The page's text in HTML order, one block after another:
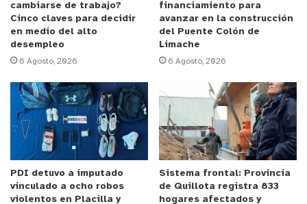
y tú, ¿qué opinas?
Becas Municipalidad de Nogales
Nogales
cambiarse de trabajo?
Cinco claves para decidir
en medio del alto
desempleo
6 Agosto, 2026
financiamiento para
avanzar en la construcción
del Puente Colón de
Limache
6 Agosto, 2026
PDI detuvo a imputado
vinculado a ocho robos
violentos en Placilla y
Sistema frontal: Provincia
de Quillota registra 833
hogares afectados y